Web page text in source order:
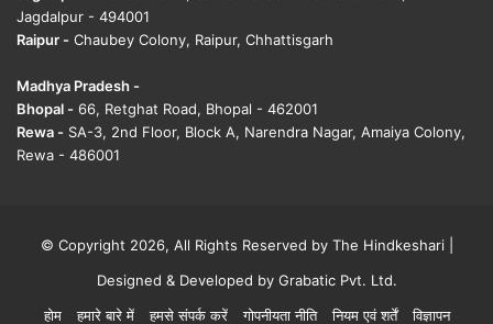
Jagdalpur - 494001
Raipur - Chaubey Colony, Raipur, Chhattisgarh
Madhya Pradesh -
Bhopal - 66, Retghat Road, Bhopal - 462001
Rewa - SA-3, 2nd Floor, Block A, Narendra Nagar, Amaiya Colony,
Rewa - 486001
© Copyright 2026, All Rights Reserved by The Hindkeshari |
Designed & Developed by Grabatic Pvt. Ltd.
होम
हमारे बारे में हमसे संपर्क करें गोपनीयता नीति नियम एवं शर्तें विज्ञापन